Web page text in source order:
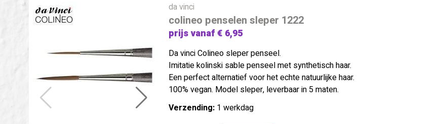
da vinci
colineo penselen sleper 1222
prijs vanaf € 6,95
Da vinci Colineo sleper penseel.
Imitatie kolinski sable penseel met synthetisch haar.
Een perfect alternatief voor het echte natuurlijke haar.
100% vegan. Model sleper, leverbaar in 5 maten.
Verzending: 1 werkdag